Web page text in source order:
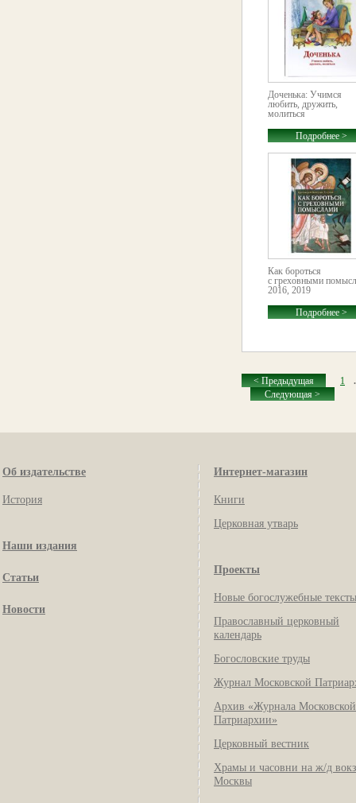
Доченька: Учимся
любить, дружить,
молиться
Подробнее >
Как бороться
с греховными
2016, 2019
Подробнее >
< Предыдущая 1
Следующая >
Об издательстве
История
Наши издания
Статьи
Новости
Интернет-магазин
Книги
Церковная утварь
Проекты
Новые богослужебные тексты
Православный церковный
календарь
Богословские труды
Журнал Московской
Архив «Журнала Московской
Патриархии»
Церковный вестник
Храмы и часовни на ж/д
Москвы